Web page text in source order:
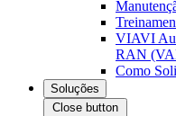
VIAVI
RAN
Como
Soluções
Close button